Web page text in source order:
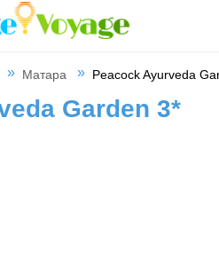
Матара Peacock Ayurveda
Garden 3*